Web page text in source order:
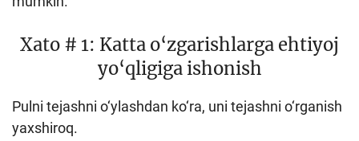
Xato # 1: Katta o‘zgarishlarga ehtiyoj
yo‘qligiga ishonish
Pulni tejashni o‘ylashdan ko‘ra, uni tejashni o‘rganish
yaxshiroq.